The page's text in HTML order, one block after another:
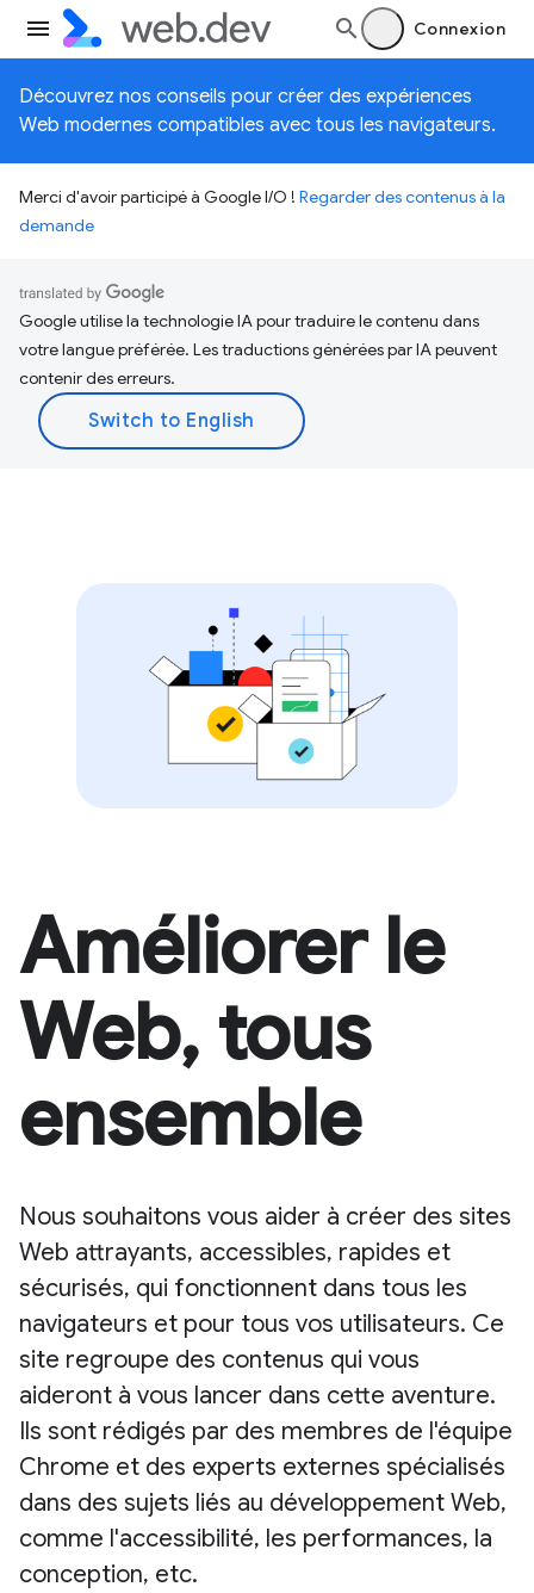
Connexion
Découvrez nos conseils pour créer des expériences
Web modernes compatibles avec tous les navigateurs.
Merci d'avoir participé à Google I/O ! Regarder des contenus à la
demande
Google utilise la technologie IA pour traduire le contenu dans
votre langue préférée. Les traductions générées par IA peuvent
contenir des erreurs.
Améliorer le
Web, tous
ensemble
Nous souhaitons vous aider à créer des sites
Web attrayants, accessibles, rapides et
sécurisés, qui fonctionnent dans tous les
navigateurs et pour tous vos utilisateurs. Ce
site regroupe des contenus qui vous
aideront à vous lancer dans cette aventure.
Ils sont rédigés par des membres de l'équipe
Chrome et des experts externes spécialisés
dans des sujets liés au développement Web,
comme l'accessibilité, les performances, la
conception, etc.